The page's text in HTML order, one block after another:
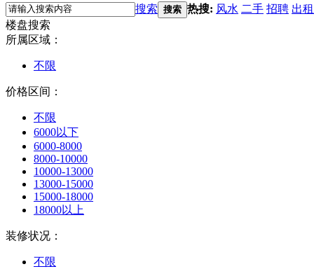
搜索 搜索 热搜: 风水 二手 招聘 出租
楼盘搜索
所属区域：
不限
价格区间：
不限
6000以下
6000-8000
8000-10000
10000-13000
13000-15000
15000-18000
18000以上
装修状况：
不限